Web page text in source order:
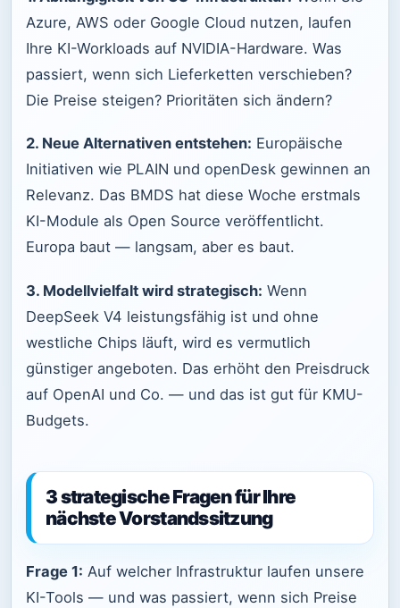
Azure, AWS oder Google Cloud nutzen, laufen
Ihre KI-Workloads auf NVIDIA-Hardware. Was
passiert, wenn sich Lieferketten verschieben?
Die Preise steigen? Prioritäten sich ändern?
2. Neue Alternativen entstehen: Europäische
Initiativen wie PLAIN und openDesk gewinnen an
Relevanz. Das BMDS hat diese Woche erstmals
KI-Module als Open Source veröffentlicht.
Europa baut — langsam, aber es baut.
3. Modellvielfalt wird strategisch: Wenn
DeepSeek V4 leistungsfähig ist und ohne
westliche Chips läuft, wird es vermutlich
günstiger angeboten. Das erhöht den Preisdruck
auf OpenAI und Co. — und das ist gut für KMU-
Budgets.
3 strategische Fragen für Ihre
nächste Vorstandssitzung
Frage 1: Auf welcher Infrastruktur laufen unsere
KI-Tools — und was passiert, wenn sich Preise